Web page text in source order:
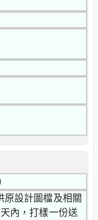
原設計圖檔及相關
內，打樣一份送